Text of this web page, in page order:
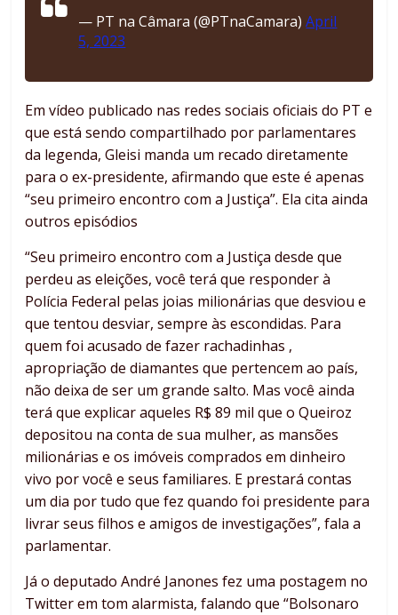
— PT na Câmara (@PTnaCamara)April
5, 2023
Em vídeo publicado nas redes sociais oficiais do PT e
que está sendo compartilhado por parlamentares
da legenda, Gleisi manda um recado diretamente
para o ex-presidente, afirmando que este é apenas
“seu primeiro encontro com a Justiça”. Ela cita ainda
outros episódios
“Seu primeiro encontro com a Justiça desde que
perdeu as eleições, você terá que responder à
Polícia Federal pelas joias milionárias que desviou e
que tentou desviar, sempre às escondidas. Para
quem foi acusado de fazer rachadinhas ,
apropriação de diamantes que pertencem ao país,
não deixa de ser um grande salto. Mas você ainda
terá que explicar aqueles R$ 89 mil que o Queiroz
depositou na conta de sua mulher, as mansões
milionárias e os imóveis comprados em dinheiro
vivo por você e seus familiares. E prestará contas
um dia por tudo que fez quando foi presidente para
livrar seus filhos e amigos de investigações”, fala a
parlamentar.
Já o deputado André Janones fez uma postagem no
Twitter em tom alarmista, falando que “Bolsonaro